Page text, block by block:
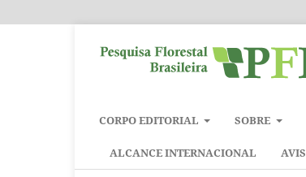
CORPO EDITORIAL SOBRE
ALCANCE INTERNACIONAL